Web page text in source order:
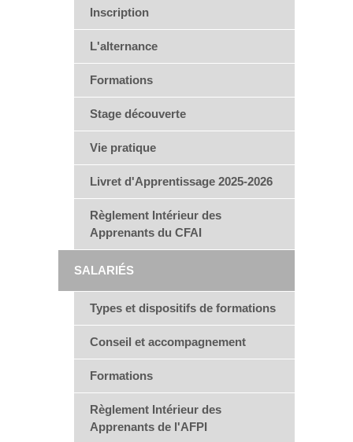
Inscription
L'alternance
Formations
Stage découverte
Vie pratique
Livret d'Apprentissage 2025-2026
Règlement Intérieur des
Apprenants du CFAI
SALARIÉS
Types et dispositifs de formations
Conseil et accompagnement
Formations
Règlement Intérieur des
Apprenants de l'AFPI